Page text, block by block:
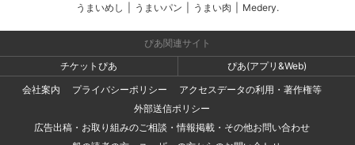
うまいめし
うまいパン うまい肉 Medery.
ぴあ関連サイト
チケットぴあ
ぴあ(アプリ&Web)
会社案内
プライバシーポリシー
アクセスデータの利用・著作権等
外部送信ポリシー
広告出稿・お取り組みのご相談・情報掲載・その他お問い合わせ